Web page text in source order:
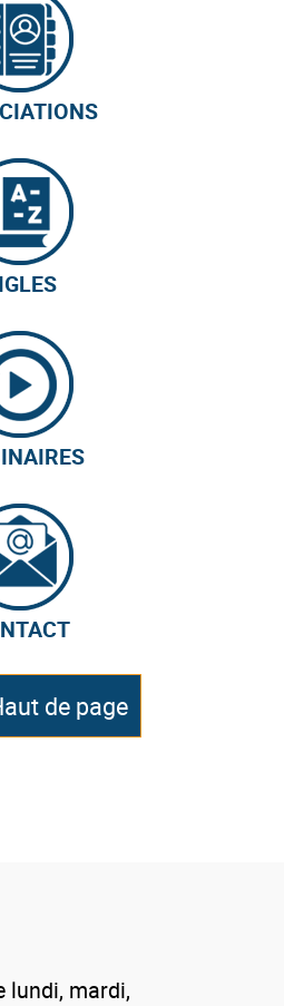
de page
lundi, mardi,